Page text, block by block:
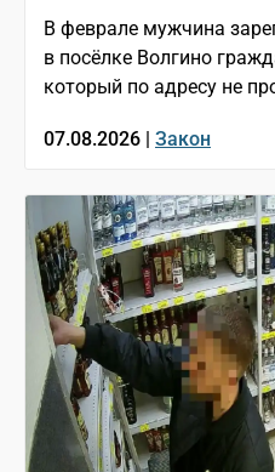
В феврале мужчина
в посёлке Волгино
который по адресу не
07.08.2026 | Закон